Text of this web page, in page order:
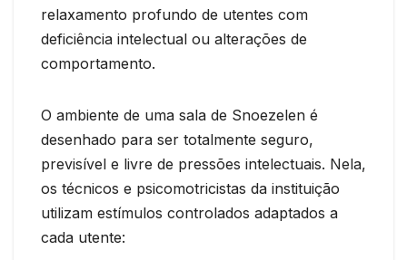
relaxamento profundo de utentes com
deficiência intelectual ou alterações de
comportamento.
O ambiente de uma sala de Snoezelen é
desenhado para ser totalmente seguro,
previsível e livre de pressões intelectuais. Nela,
os técnicos e psicomotricistas da instituição
utilizam estímulos controlados adaptados a
cada utente: